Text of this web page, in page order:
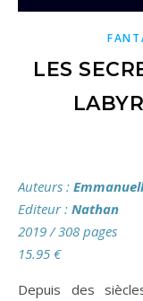
LES
Auteurs :
Editeur : Nathan
2019 / 308 pages
15.95 €
Depuis des